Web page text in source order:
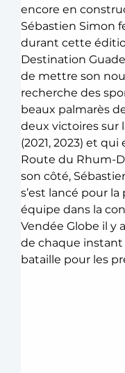
encore en
Sébastien Simon
durant cette
Destination
de mettre son
recherche des
beaux palmarès
deux victoires sur
(2021, 2023) et
Route du Rhum-
son côté,
s’est lancé pour
équipe dans la
Vendée Globe il y
de chaque instant
bataille pour les